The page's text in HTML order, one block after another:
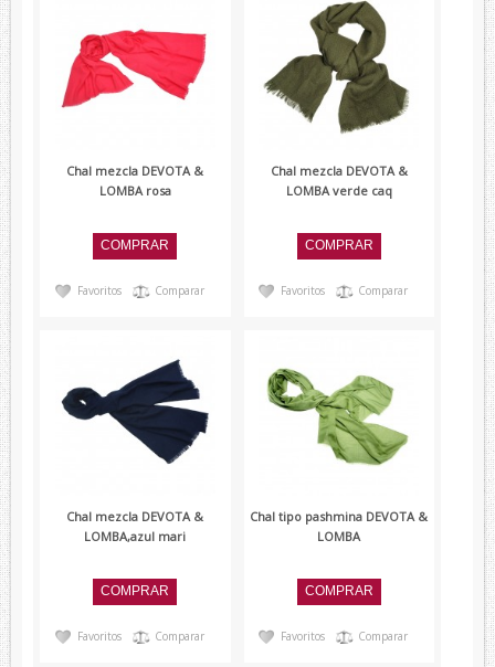
Chal mezcla DEVOTA &
LOMBA rosa
Favoritos Comparar
Chal mezcla DEVOTA &
LOMBA verde caq
Favoritos Comparar
Chal mezcla DEVOTA &
LOMBA,azul mari
Favoritos Comparar
Chal tipo pashmina DEVOTA &
LOMBA
Favoritos Comparar